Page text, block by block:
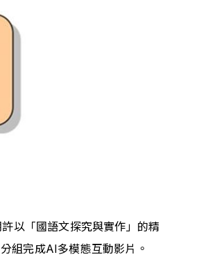
以「國語文探究與實作」的精
組完成AI多模態互動影片。